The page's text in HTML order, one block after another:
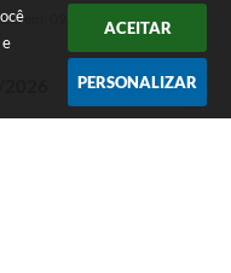
e
ACEITAR
PERSONALIZAR
em: 09/06/2026 às 09h10